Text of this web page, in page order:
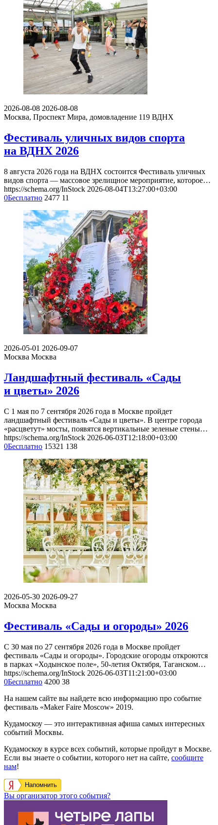
2026-08-08 2026-08-08
Москва, Проспект Мира, домовладение 119 ВДНХ
Фестиваль уличных видов спорта
на ВДНХ 2026
8 августа 2026 года на ВДНХ состоится Фестиваль уличных
видов спорта — массовое зрелищное мероприятие, которое…
https://schema.org/InStock 2026-08-04T13:27:00+03:00
0Бесплатно 2477 11
2026-05-01 2026-09-07
Москва Москва
Ландшафтный фестиваль «Сады
и цветы» 2026
С 1 мая по 7 сентября 2026 года в Москве пройдет
ландшафтный фестиваль «Сады и цветы». В центре города
«расцветут» мосты, появятся вертикальные зеленые стены…
https://schema.org/InStock 2026-06-03T12:18:00+03:00
0Бесплатно 15321 138
2026-05-30 2026-09-27
Москва Москва
Фестиваль «Сады и огороды» 2026
С 30 мая по 27 сентября 2026 года в Москве пройдет
фестиваль «Сады и огороды». Городские огороды откроются
в парках «Ходынское поле», 50-летия Октября, Таганском…
https://schema.org/InStock 2026-06-03T11:21:00+03:00
0Бесплатно 4200 38
На нашем сайте вы найдете всю информацию про событие
фестиваль «Maker Faire Moscow» 2019.
Кудамоскоу — это интерактивная афиша самых интересных
событий Москвы.
Кудамоскоу в курсе всех событий, которые пройдут в Москве.
Если вы знаете о событии, которого нет на сайте, сообщите
нам!
Напомнить
Вы организатор этого события?